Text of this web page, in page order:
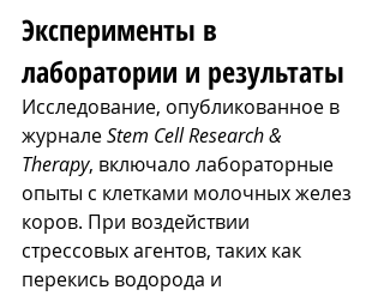
Эксперименты в
лаборатории и результаты
Исследование, опубликованное в
журнале Stem Cell Research &
Therapy, включало лабораторные
опыты с клетками молочных желез
коров. При воздействии
стрессовых агентов, таких как
перекись водорода и